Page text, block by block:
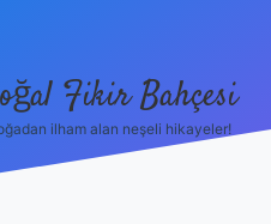
Fikir Bahçesi
ilham alan neşeli hikayeler!